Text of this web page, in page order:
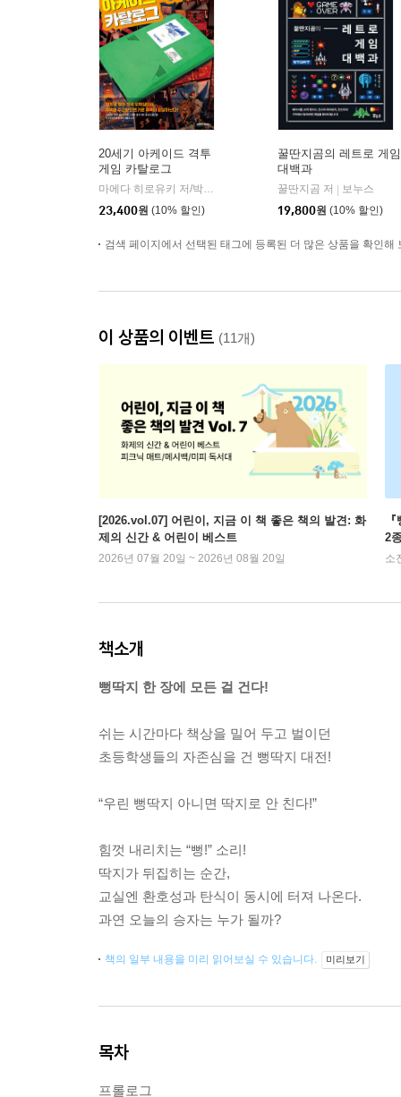
20세기 아케이드 격투
게임 카탈로그
마에다 히로유키 저/박여원 역/조기현 감수 | 삼호미디어
23,400원 (10% 할인)
꿀딴지곰의 레트로 게임
대백과
꿀딴지곰 저
보누스
19,800원 (10% 할인)
검색 페이지에서 선택된 태그에 등록된 더 많은 상품을 확인해
이 상품의 이벤트 (11개)
[2026.vol.07] 어린이, 지금 이 책 좋은 책의 발견: 화
제의 신간 & 어린이 베스트
2026년 07월 20일 ~ 2026년 08월 20일
2
소
책소개
뻥딱지 한 장에 모든 걸 건다!
쉬는 시간마다 책상을 밀어 두고 벌이던
초등학생들의 자존심을 건 뻥딱지 대전!
“우린 뻥딱지 아니면 딱지로 안 친다!”
힘껏 내리치는 “뻥!” 소리!
딱지가 뒤집히는 순간,
교실엔 환호성과 탄식이 동시에 터져 나온다.
과연 오늘의 승자는 누가 될까?
책의 일부 내용을 미리 읽어보실 수 있습니다. 미리보기
목차
프롤로그